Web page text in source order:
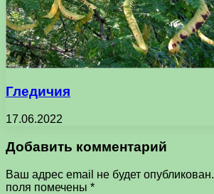
Гледичия
17.06.2022
Добавить комментарий
Ваш адрес email не будет опубликован.
поля помечены *